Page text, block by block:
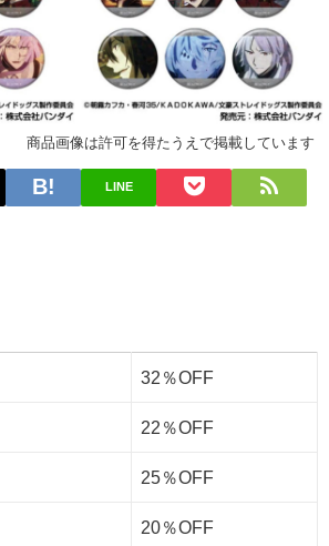
商品画像は許可を得たうえで掲載しています
LINE
32％OFF
22％OFF
25％OFF
20％OFF